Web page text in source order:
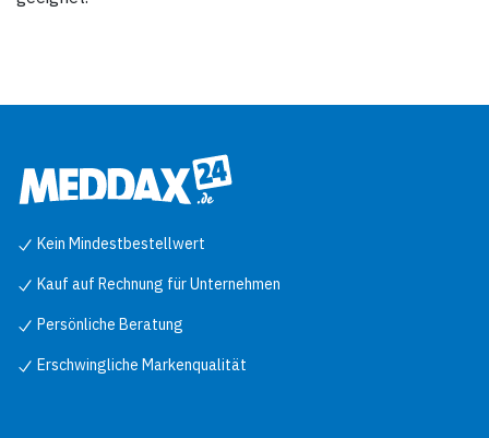
Kein Mindestbestellwert
Kauf auf Rechnung für Unternehmen
Persönliche Beratung
Erschwingliche Markenqualität